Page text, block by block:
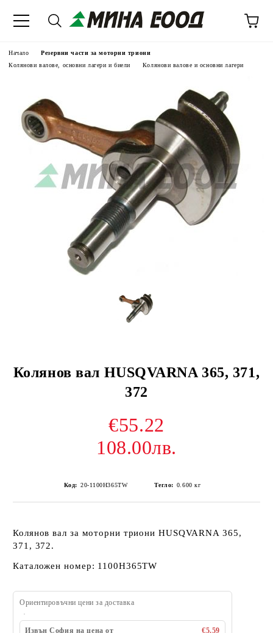
Начало
Резервни части за моторни триони
Колянови валове, основни лагери и биели
Колянови валове и основни лагери
Колянов вал HUSQVARNA 365, 371,
372
€55.22
108.00лв.
Код: 20-1100H365TW Тегло: 0.600 кг
Колянов вал за моторни триони HUSQVARNA 365,
371, 372.
Каталожен номер: 1100H365TW
Ориентировъчни цени за доставка
Извън София на цена от
€5.59